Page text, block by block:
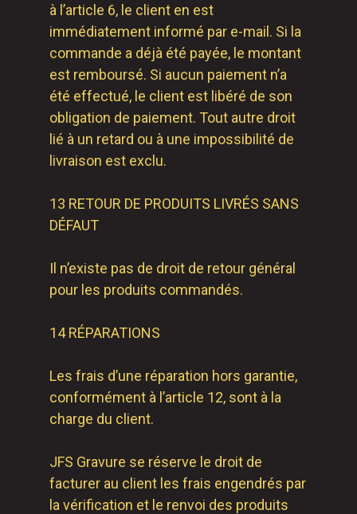
à l’article 6, le client en est
immédiatement informé par e-mail. Si la
commande a déjà été payée, le montant
est remboursé. Si aucun paiement n’a
été effectué, le client est libéré de son
obligation de paiement. Tout autre droit
lié à un retard ou à une impossibilité de
livraison est exclu.
13 RETOUR DE PRODUITS LIVRÉS SANS
DÉFAUT
Il n’existe pas de droit de retour général
pour les produits commandés.
14 RÉPARATIONS
Les frais d’une réparation hors garantie,
conformément à l’article 12, sont à la
charge du client.
JFS Gravure se réserve le droit de
facturer au client les frais engendrés par
la vérification et le renvoi des produits